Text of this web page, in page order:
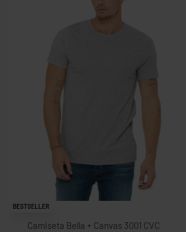
BESTSELLER
Camiseta Bella + Canvas 3001 CVC